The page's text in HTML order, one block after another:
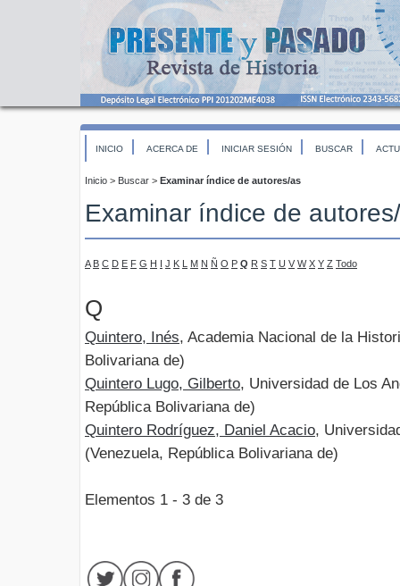
INICIO ACERCA DE INICIAR SESIÓN BUSCAR
Inicio > Buscar > Examinar índice de autores/as
Examinar índice de
A B C D E F G H I J K L M N Ñ O P Q R S T U V W X Y Z Todo
Q
Quintero, Inés, Academia Nacional de la
Bolivariana de)
Quintero Lugo, Gilberto, Universidad de Los
República Bolivariana de)
Quintero Rodríguez, Daniel Acacio,
(Venezuela, República Bolivariana de)
Elementos 1 - 3 de 3